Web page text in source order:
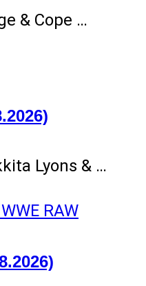
& Cope …
Lyons & …